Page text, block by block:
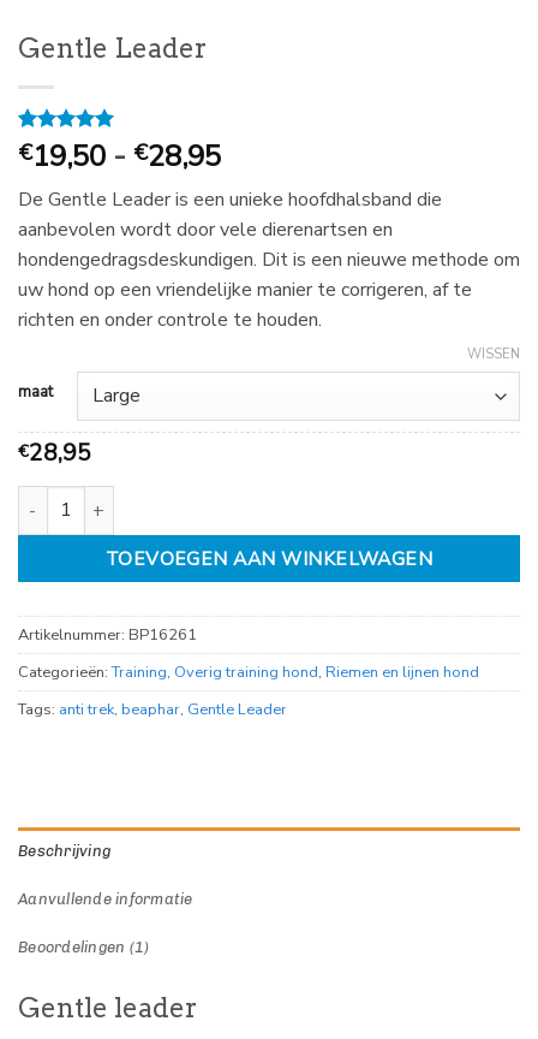
Gentle Leader
Gewaardeerd
5op 5
op
1
klantbeoordeling
€19,50 - €28,95Prijsklasse:
19,50
tot
€
28,95
De Gentle Leader is een unieke hoofdhalsband die
aanbevolen wordt door vele dierenartsen en
hondengedragsdeskundigen. Dit is een nieuwe methode om
uw hond op een vriendelijke manier te corrigeren, af te
richten en onder controle te houden.
maat
WISSEN
€28,95
Gentle Leader aantal
TOEVOEGEN AAN WINKELWAGEN
Artikelnummer: BP16261
Categorieën:Training, Overig training hond, Riemen en lijnen hond
Tags: anti trek, beaphar, Gentle Leader
Beschrijving
Aanvullende informatie
Beoordelingen (1)
Gentle leader